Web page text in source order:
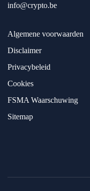
info@crypto.be
Algemene voorwaarden
Disclaimer
Privacybeleid
Cookies
FSMA Waarschuwing
Sitemap